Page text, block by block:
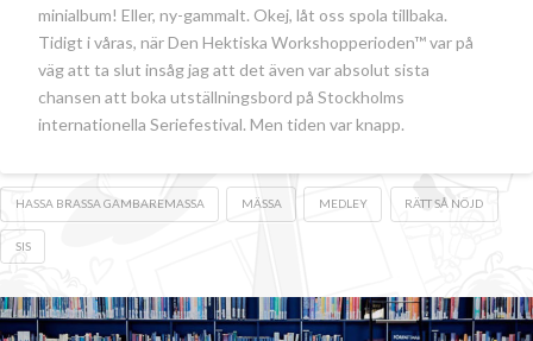
minialbum! Eller, ny-gammalt. Okej, låt oss spola tillbaka.
Tidigt i våras, när Den Hektiska Workshopperioden™ var på
väg att ta slut insåg jag att det även var absolut sista
chansen att boka utställningsbord på Stockholms
internationella Seriefestival. Men tiden var knapp.
HASSA BRASSA GAMBAREMASSA MÄSSA MEDLEY RÄTT SÅ NÖJD
SIS